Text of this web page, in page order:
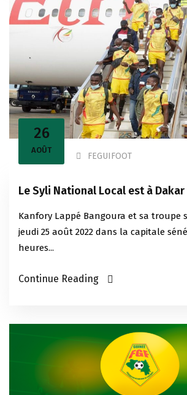
26
AOÛT
FEGUIFOOT
Le Syli National Local est à Dakar
Kanfory Lappé Bangoura et sa troupe
jeudi 25 août 2022 dans la capitale
heures...
Continue Reading